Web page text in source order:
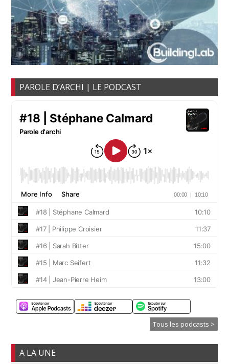
PAROLE D’ARCHI | LE PODCAST
Tous les podcasts >
A LA UNE